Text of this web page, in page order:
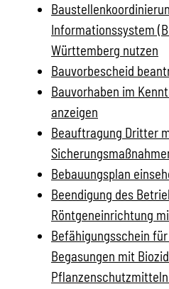
Informationssystem
Württemberg nutzen
Bauvorbescheid
Bauvorhaben im
anzeigen
Beauftragung Dritter
Bebauungsplan
Beendigung des
Röntgeneinrichtung
Befähigungsschein
Begasungen mit